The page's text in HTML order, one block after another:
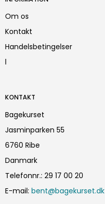
Om os
Kontakt
Handelsbetingelser
l
KONTAKT
Bagekurset
Jasminparken 55
6760 Ribe
Danmark
Telefonnr.: 29 17 00 20
E-mail: bent@bagekurset.dk